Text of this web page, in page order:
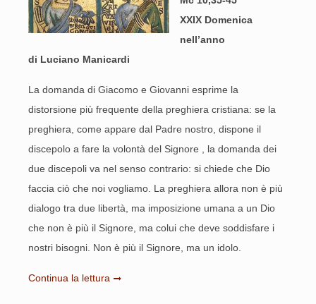
XXIX Domenica
nell’anno
di Luciano Manicardi
La domanda di Giacomo e Giovanni esprime la
distorsione più frequente della preghiera cristiana: se la
preghiera, come appare dal Padre nostro, dispone il
discepolo a fare la volontà del Signore , la domanda dei
due discepoli va nel senso contrario: si chiede che Dio
faccia ciò che noi vogliamo. La preghiera allora non è più
dialogo tra due libertà, ma imposizione umana a un Dio
che non è più il Signore, ma colui che deve soddisfare i
nostri bisogni. Non è più il Signore, ma un idolo.
Continua la lettura